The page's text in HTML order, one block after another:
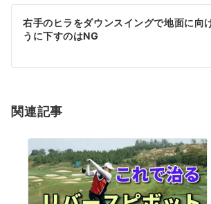
ゲ
シ
ン
右手のヒラをダウンスイングで地面に向
うに下すのはNG
関連記事